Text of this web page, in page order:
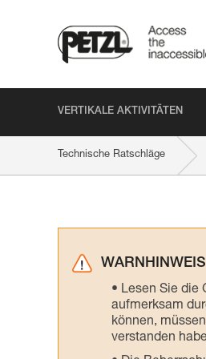
VERTIKALE AKTIVITÄTEN
Technische Ratschläge
WARNHINWEIS
Lesen Sie die
aufmerksam
können,
verstanden